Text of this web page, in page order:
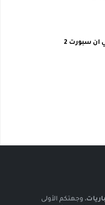
، وجهتكم الأولى